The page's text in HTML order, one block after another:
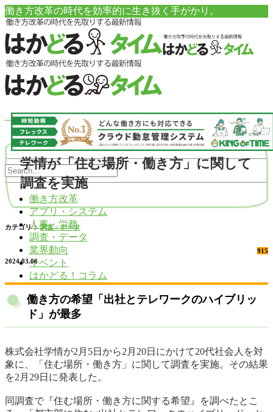
働き方改革の時代を効率的に生き抜く手がかり。
働き方改革
アプリ・システム
人事・労務
調査・データ
業界動向
イベント
はかどる！コラム
学情が「住む場所・働き方」に関して
調査を実施
カテゴリ： 調査・データ
915
2024.03.06
働き方の希望「出社とテレワークのハイブリッ
ド」が最多
株式会社学情が2月5日から2月20日にかけて20代社会人を対
象に、「住む場所・働き方」に関して調査を実施。その結果
を2月29日に発表した。
同調査で『住む場所・働き方に関する希望』を調べたとこ